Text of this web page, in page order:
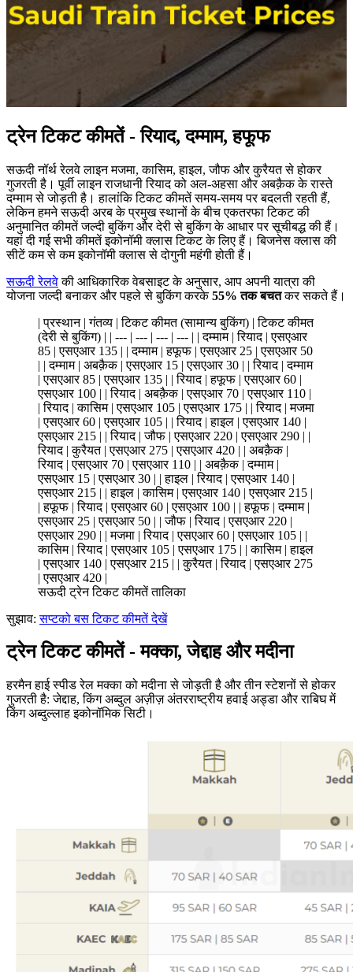
ट्रेन टिकट कीमतें - रियाद, दम्माम, हफूफ
सऊदी नॉर्थ रेलवे लाइन मजमा, कासिम, हाइल, जौफ और कुरैयत से होकर
गुजरती है। पूर्वी लाइन राजधानी रियाद को अल-अहसा और अबक़ैक के रास्ते
दम्माम से जोड़ती है। हालांकि टिकट कीमतें समय-समय पर बदलती रहती हैं,
लेकिन हमने सऊदी अरब के प्रमुख स्थानों के बीच एकतरफा टिकट की
अनुमानित कीमतें जल्दी बुकिंग और देरी से बुकिंग के आधार पर सूचीबद्ध की हैं।
यहां दी गई सभी कीमतें इकोनॉमी क्लास टिकट के लिए हैं। बिजनेस क्लास की
सीटें कम से कम इकोनॉमी क्लास से दोगुनी महंगी होती हैं।
सऊदी रेलवेकी आधिकारिक वेबसाइट के अनुसार, आप अपनी यात्रा की
योजना जल्दी बनाकर और पहले से बुकिंग करके55% तक बचतकर सकते हैं।
| प्रस्थान | गंतव्य | टिकट कीमत (सामान्य बुकिंग) | टिकट कीमत
(देरी से बुकिंग) | | --- | --- | --- | --- | | दम्माम | रियाद | एसएआर
85 | एसएआर 135 | | दम्माम | हफूफ | एसएआर 25 | एसएआर 50
| | दम्माम | अबक़ैक | एसएआर 15 | एसएआर 30 | | रियाद | दम्माम
| एसएआर 85 | एसएआर 135 | | रियाद | हफूफ | एसएआर 60 |
एसएआर 100 | | रियाद | अबक़ैक | एसएआर 70 | एसएआर 110 |
| रियाद | कासिम | एसएआर 105 | एसएआर 175 | | रियाद | मजमा
| एसएआर 60 | एसएआर 105 | | रियाद | हाइल | एसएआर 140 |
एसएआर 215 | | रियाद | जौफ | एसएआर 220 | एसएआर 290 | |
रियाद | कुरैयत | एसएआर 275 | एसएआर 420 | | अबक़ैक |
रियाद | एसएआर 70 | एसएआर 110 | | अबक़ैक | दम्माम |
एसएआर 15 | एसएआर 30 | | हाइल | रियाद | एसएआर 140 |
एसएआर 215 | | हाइल | कासिम | एसएआर 140 | एसएआर 215 |
| हफूफ | रियाद | एसएआर 60 | एसएआर 100 | | हफूफ | दम्माम |
एसएआर 25 | एसएआर 50 | | जौफ | रियाद | एसएआर 220 |
एसएआर 290 | | मजमा | रियाद | एसएआर 60 | एसएआर 105 | |
कासिम | रियाद | एसएआर 105 | एसएआर 175 | | कासिम | हाइल
| एसएआर 140 | एसएआर 215 | | कुरैयत | रियाद | एसएआर 275
| एसएआर 420 |
सऊदी ट्रेन टिकट कीमतें तालिका
सुझाव:सप्टको बस टिकट कीमतें देखें
ट्रेन टिकट कीमतें - मक्का, जेद्दाह और मदीना
हरमैन हाई स्पीड रेल मक्का को मदीना से जोड़ती है और तीन स्टेशनों से होकर
गुजरती है: जेद्दाह, किंग अब्दुल अज़ीज़ अंतरराष्ट्रीय हवाई अड्डा और राबिघ में
किंग अब्दुल्लाह इकोनॉमिक सिटी।